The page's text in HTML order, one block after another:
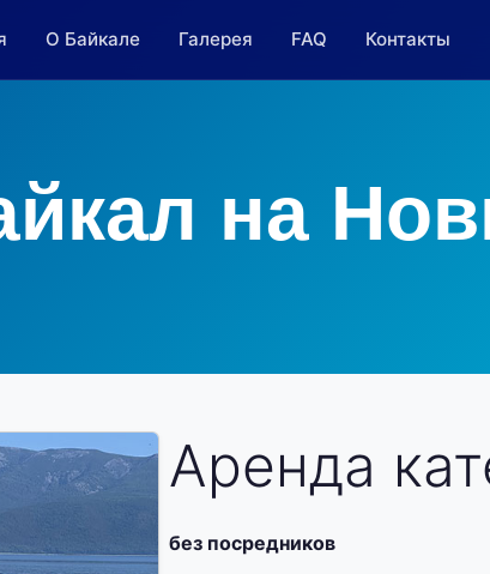
О Байкале Галерея FAQ Контакты
на
Аренда
без посредников